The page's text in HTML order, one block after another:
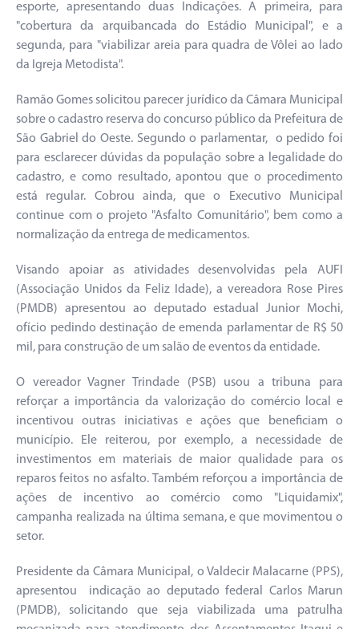
esporte, apresentando duas Indicações. A primeira, para
"cobertura da arquibancada do Estádio Municipal", e a
segunda, para "viabilizar areia para quadra de Vôlei ao lado
da Igreja Metodista".
Ramão Gomes solicitou parecer jurídico da Câmara Municipal
sobre o cadastro reserva do concurso público da Prefeitura de
São Gabriel do Oeste. Segundo o parlamentar, o pedido foi
para esclarecer dúvidas da população sobre a legalidade do
cadastro, e como resultado, apontou que o procedimento
está regular. Cobrou ainda, que o Executivo Municipal
continue com o projeto "Asfalto Comunitário", bem como a
normalização da entrega de medicamentos.
Visando apoiar as atividades desenvolvidas pela AUFI
(Associação Unidos da Feliz Idade), a vereadora Rose Pires
(PMDB) apresentou ao deputado estadual Junior Mochi,
ofício pedindo destinação de emenda parlamentar de R$ 50
mil, para construção de um salão de eventos da entidade.
O vereador Vagner Trindade (PSB) usou a tribuna para
reforçar a importância da valorização do comércio local e
incentivou outras iniciativas e ações que beneficiam o
município. Ele reiterou, por exemplo, a necessidade de
investimentos em materiais de maior qualidade para os
reparos feitos no asfalto. Também reforçou a importância de
ações de incentivo ao comércio como "Liquidamix",
campanha realizada na última semana, e que movimentou o
setor.
Presidente da Câmara Municipal, o Valdecir Malacarne (PPS),
apresentou indicação ao deputado federal Carlos Marun
(PMDB), solicitando que seja viabilizada uma patrulha